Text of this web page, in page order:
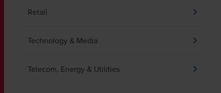
Retail
Technology & Media
Telecom, Energy & Utilities